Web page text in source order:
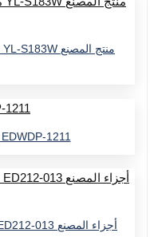
جهاز إرسال درجة الحرارة EDWDP-1211